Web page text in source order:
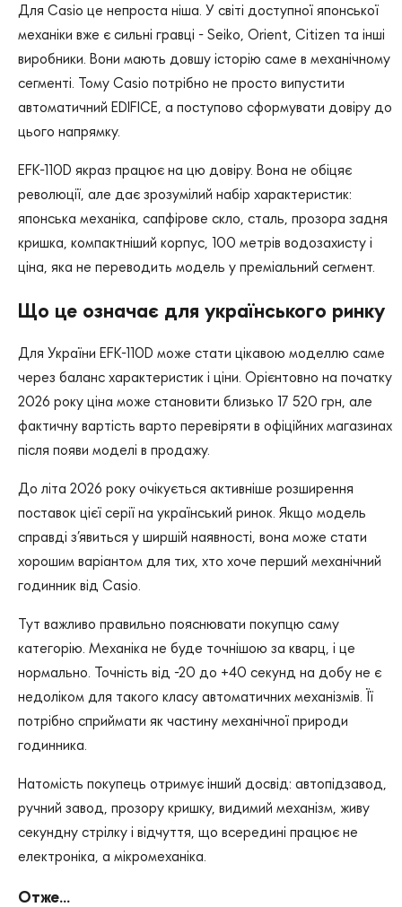
Для Casio це непроста ніша. У світі доступної японської
механіки вже є сильні гравці - Seiko, Orient, Citizen та інші
виробники. Вони мають довшу історію саме в механічному
сегменті. Тому Casio потрібно не просто випустити
автоматичний EDIFICE, а поступово сформувати довіру до
цього напрямку.
EFK-110D якраз працює на цю довіру. Вона не обіцяє
революції, але дає зрозумілий набір характеристик:
японська механіка, сапфірове скло, сталь, прозора задня
кришка, компактніший корпус, 100 метрів водозахисту і
ціна, яка не переводить модель у преміальний сегмент.
Що це означає для українського ринку
Для України EFK-110D може стати цікавою моделлю саме
через баланс характеристик і ціни. Орієнтовно на початку
2026 року ціна може становити близько 17 520 грн, але
фактичну вартість варто перевіряти в офіційних магазинах
після появи моделі в продажу.
До літа 2026 року очікується активніше розширення
поставок цієї серії на український ринок. Якщо модель
справді з’явиться у ширшій наявності, вона може стати
хорошим варіантом для тих, хто хоче перший механічний
годинник від Casio.
Тут важливо правильно пояснювати покупцю саму
категорію. Механіка не буде точнішою за кварц, і це
нормально. Точність від -20 до +40 секунд на добу не є
недоліком для такого класу автоматичних механізмів. Її
потрібно сприймати як частину механічної природи
годинника.
Натомість покупець отримує інший досвід: автопідзавод,
ручний завод, прозору кришку, видимий механізм, живу
секундну стрілку і відчуття, що всередині працює не
електроніка, а мікромеханіка.
Отже...